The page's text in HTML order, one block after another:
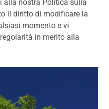
alla nostra Politica sulla
il diritto di modificare la
momento e vi
in merito alla